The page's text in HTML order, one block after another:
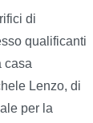
di
qualificanti
casa
Lenzo, di
per la